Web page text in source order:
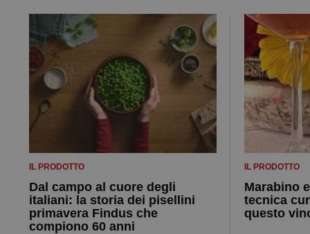
IL PRODOTTO
Dal campo al cuore degli
italiani: la storia dei pisellini
primavera Findus che
compiono 60 anni
IL PRODOTTO
Marabino
tecnica
questo